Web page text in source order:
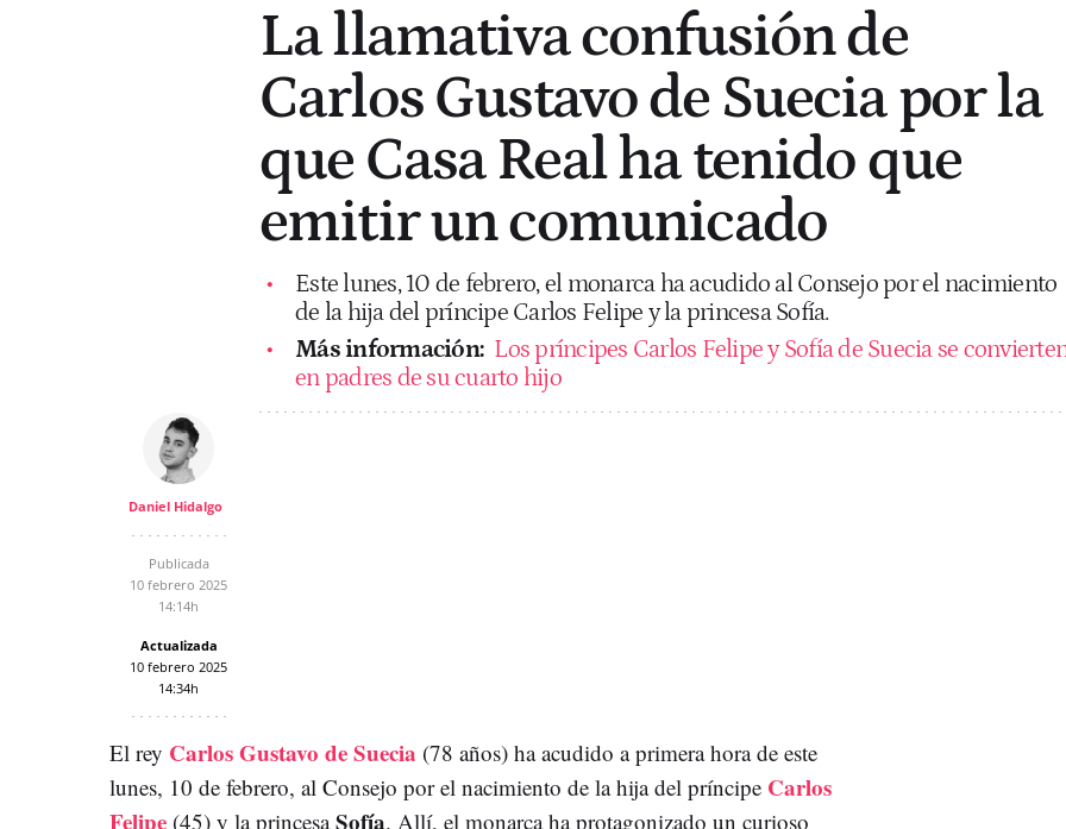
La llamativa confusión de
Carlos Gustavo de Suecia por la
que Casa Real ha tenido que
emitir un comunicado
Este lunes, 10 de febrero, el monarca ha acudido al Consejo por el nacimiento
de la hija del príncipe Carlos Felipe y la princesa Sofía.
Más información: Los príncipes Carlos Felipe y Sofía de Suecia se
en padres de su cuarto hijo
Daniel Hidalgo
Publicada
10 febrero 2025
14:14h
Actualizada
10 febrero 2025
14:34h
El rey Carlos Gustavo de Suecia (78 años) ha acudido a primera hora de este
lunes, 10 de febrero, al Consejo por el nacimiento de la hija del príncipe Carlos
Felipe (45) y la princesaSofía. Allí, el monarca ha protagonizado un curioso